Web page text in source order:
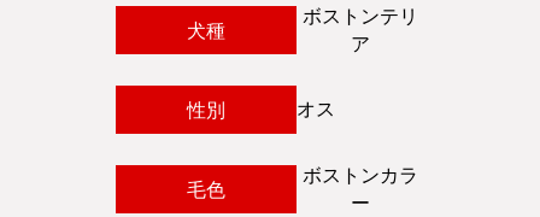
犬種
ボストンテリ
ア
性別 オス
毛色
ボストンカラ
ー